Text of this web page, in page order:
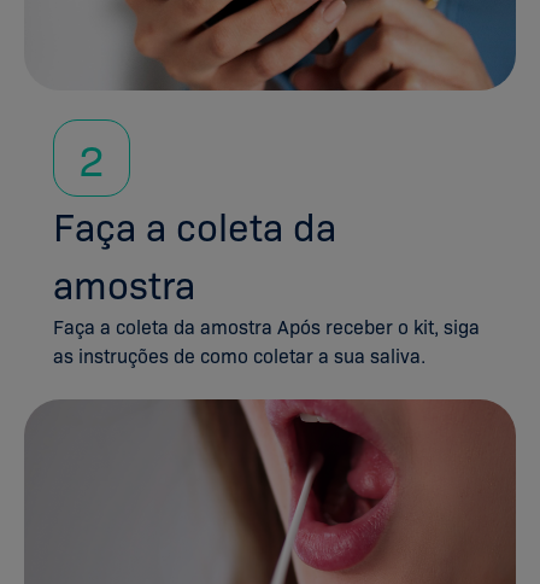
2
Faça a coleta da
amostra
Faça a coleta da amostra Após receber o kit, siga
as instruções de como coletar a sua saliva.